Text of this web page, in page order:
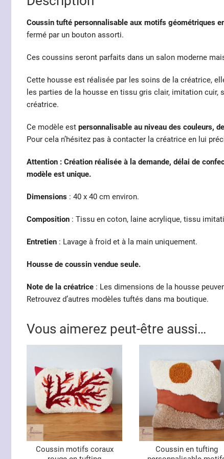
Coussin tufté personnalisable aux motifs géométriques
fermé par un bouton assorti.
Ces coussins seront parfaits dans un salon moderne
Cette housse est réalisée par les soins de la créatrice,
les parties de la housse en tissu gris clair, imitation
créatrice.
Ce modèle est personnalisable au niveau des couleurs,
Pour cela n’hésitez pas à contacter la créatrice en lui
Attention : Création réalisée à la demande, délai de
modèle est unique.
Dimensions : 40 x 40 cm environ.
Composition : Tissu en coton, laine acrylique, tissu
Entretien : Lavage à froid et à la main uniquement.
Housse de coussin vendue seule.
Note de la créatrice : Les dimensions de la housse
Retrouvez d’autres modèles tuftés dans ma boutique.
Vous aimerez peut-être aussi…
Coussin motifs coraux
Coussin en tufting